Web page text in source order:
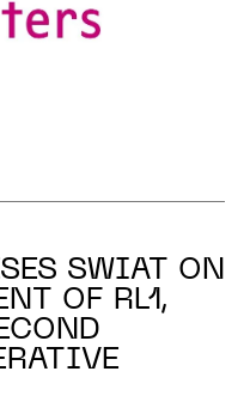
SWIAT ON
OF RL1,